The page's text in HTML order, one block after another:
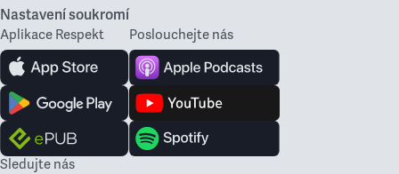
Nastavení soukromí
Aplikace Respekt Poslouchejte nás
Sledujte nás